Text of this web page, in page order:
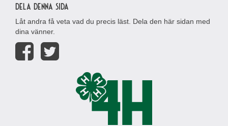
Dela denna sida
Låt andra få veta vad du precis läst. Dela den här sidan med
dina vänner.